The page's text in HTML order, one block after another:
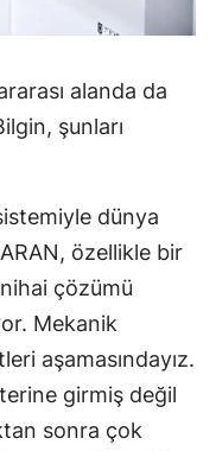
alanda da
şunları
dünya
özellikle bir
çözümü
Mekanik
aşamasındayız.
girmiş değil
sonra çok